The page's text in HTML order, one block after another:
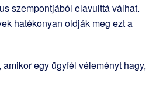
szempontjából elavulttá válhat.
hatékonyan oldják meg ezt a
egy ügyfél véleményt hagy,